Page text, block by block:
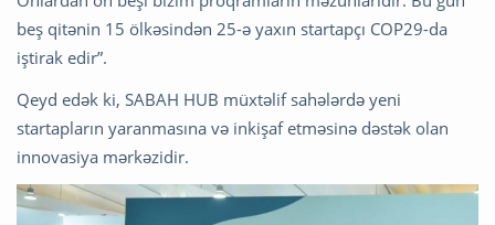
beş qitənin 15 ölkəsindən 25-ə yaxın startapçı COP29-da
iştirak edir”.
Qeyd edək ki, SABAH HUB müxtəlif sahələrdə yeni
startapların yaranmasına və inkişaf etməsinə dəstək olan
innovasiya mərkəzidir.